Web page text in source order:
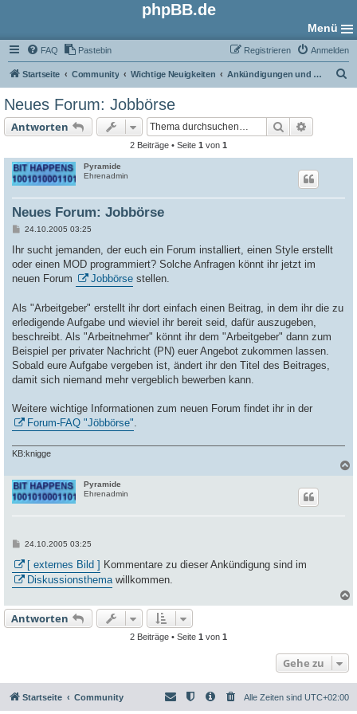
phpBB.de
Menü
FAQ Pastebin Anmelden
Registrieren
Startseite Community Wichtige Neuigkeiten Ankündigungen und Neuigkeiten
Neues Forum: Jobbörse
Antworten Suche
2 Beiträge • Seite 1 von 1
Pyramide
Ehrenadmin
Neues Forum: Jobbörse
B
i
r
a
24.10.2005 03:25
Ihr sucht jemanden, der euch ein Forum installiert, einen Style erstellt
oder einen MOD programmiert? Solche Anfragen könnt ihr jetzt im
neuen Forum
Jobbörse stellen.
Als "Arbeitgeber" erstellt ihr dort einfach einen Beitrag, in dem ihr die zu
erledigende Aufgabe und wieviel ihr bereit seid, dafür auszugeben,
beschreibt. Als "Arbeitnehmer" könnt ihr dem "Arbeitgeber" dann zum
Beispiel per privater Nachricht (PN) euer Angebot zukommen lassen.
Sobald eure Aufgabe vergeben ist, ändert ihr den Titel des Beitrages,
damit sich niemand mehr vergeblich bewerben kann.
Weitere wichtige Informationen zum neuen Forum findet ihr in der
Forum-FAQ "Jöbbörse".
KB:knigge
Pyramide
Ehrenadmin
B
i
t
r
a
24.10.2005 03:25
[ externes Bild ] Kommentare zu dieser Ankündigung sind im
Diskussionsthemawillkommen.
a
Antworten
2 Beiträge • Seite 1 von 1
Gehe zu
Startseite Community Alle Zeiten sind UTC+02:00